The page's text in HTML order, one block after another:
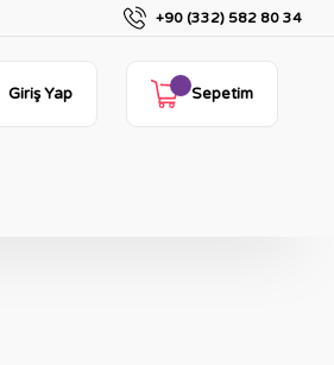
+90 (332) 582 80 34
Giriş Yap Sepetim